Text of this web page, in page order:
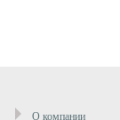
О компании